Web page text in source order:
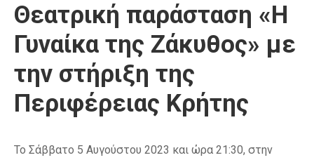
Θεατρική παράσταση «Η
Γυναίκα της Ζάκυθος» με
την στήριξη της
Περιφέρειας Κρήτης
Το Σάββατο 5 Αυγούστου 2023 και ώρα 21:30, στην